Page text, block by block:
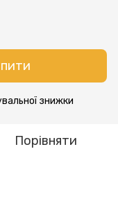
знижки
Порівняти